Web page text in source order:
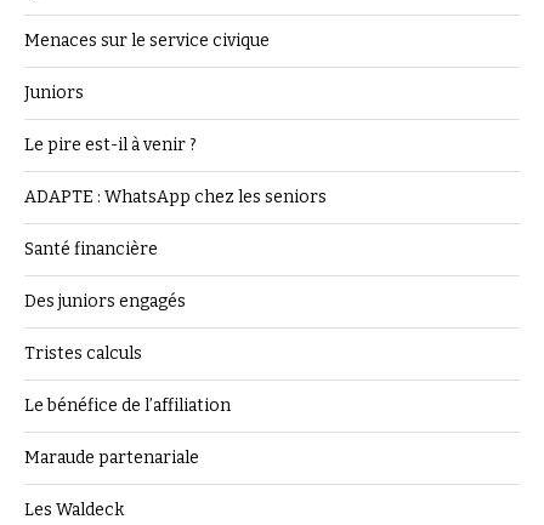
Menaces sur le service civique
Juniors
Le pire est-il à venir ?
ADAPTE : WhatsApp chez les seniors
Santé financière
Des juniors engagés
Tristes calculs
Le bénéfice de l’affiliation
Maraude partenariale
Les Waldeck